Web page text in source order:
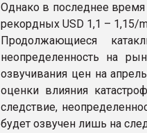
Однако в последнее
рекордных USD 1,1 – 1,15/
Продолжающиеся
неопределенность на
озвучивания цен на
оценки влияния
следствие,
будет озвучен лишь на